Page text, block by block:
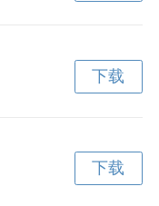
下载
下载